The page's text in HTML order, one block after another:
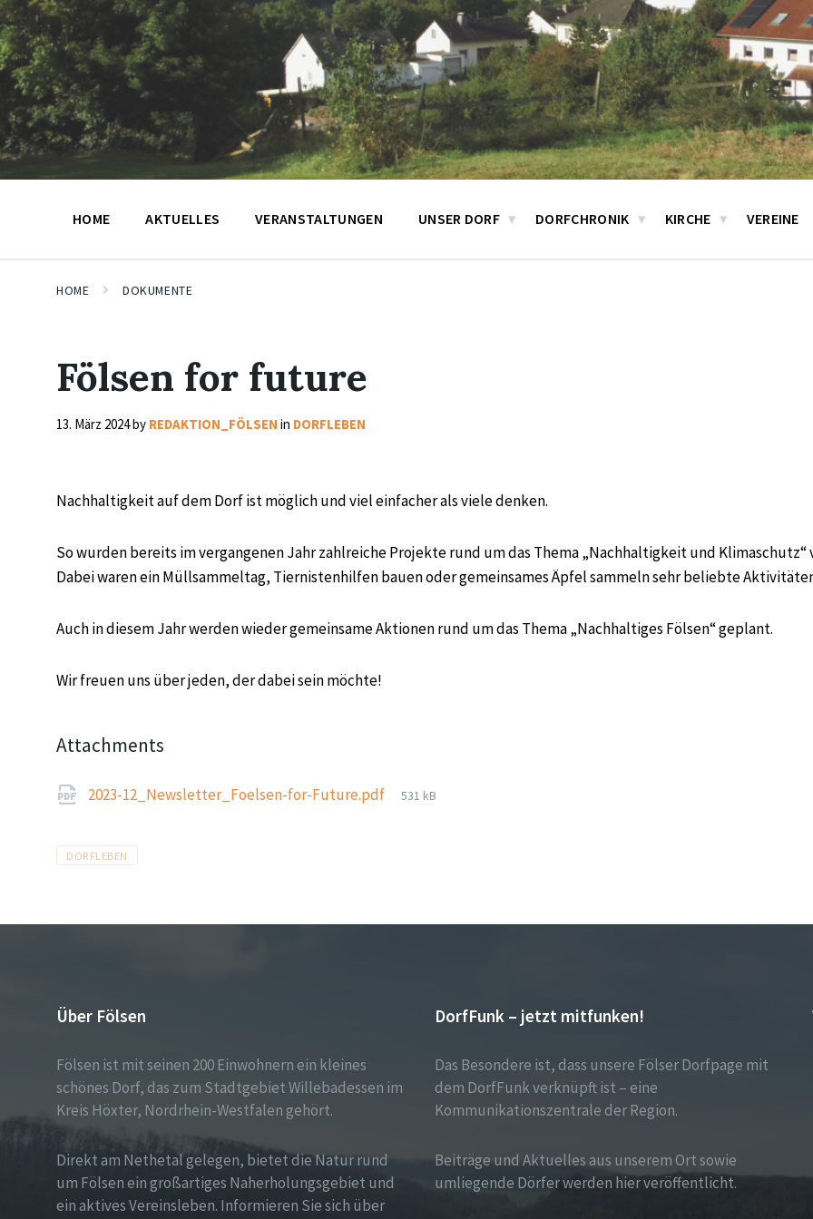
HOME AKTUELLES VERANSTALTUNGEN UNSER DORF DORFCHRONIK KIRCHE VEREINE
HOME DOKUMENTE
Fölsen for future
13. März 2024by REDAKTION_FÖLSEN in DORFLEBEN
Nachhaltigkeit auf dem Dorf ist möglich und viel einfacher als viele denken.
So wurden bereits im vergangenen Jahr zahlreiche Projekte rund um das Thema „Nachhaltigkeit und
Dabei waren ein Müllsammeltag, Tiernistenhilfen bauen oder gemeinsames Äpfel sammeln sehr beliebte
Auch in diesem Jahr werden wieder gemeinsame Aktionen rund um das Thema „Nachhaltiges Fölsen“ geplant.
Wir freuen uns über jeden, der dabei sein möchte!
Attachments
2023-12_Newsletter_Foelsen-for-Future.pdf
File
531 kB
Tags
DORFLEBEN
Über Fölsen
Fölsen ist mit seinen 200 Einwohnern ein kleines
schönes Dorf, das zum Stadtgebiet Willebadessen im
Kreis Höxter, Nordrhein-Westfalen gehört.
Direkt am Nethetal gelegen, bietet die Natur rund
um Fölsen ein großartiges Naherholungsgebiet und
ein aktives Vereinsleben. Informieren Sie sich über
DorfFunk – jetzt mitfunken!
Das Besondere ist, dass unsere Fölser Dorfpage mit
dem DorfFunk verknüpft ist – eine
Kommunikationszentrale der Region.
Beiträge und Aktuelles aus unserem Ort sowie
umliegende Dörfer werden hier veröffentlicht.